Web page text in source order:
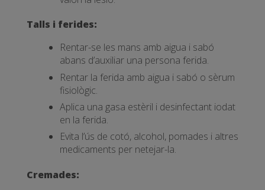
Talls i ferides:
Rentar-se les mans amb aigua i sabó
abans d’auxiliar una persona ferida.
Rentar la ferida amb aigua i sabó o sèrum
fisiològic.
Aplica una gasa estèril i desinfectant iodat
en la ferida.
Evita l’ús de cotó, alcohol, pomades i altres
medicaments per netejar-la.
Cremades: